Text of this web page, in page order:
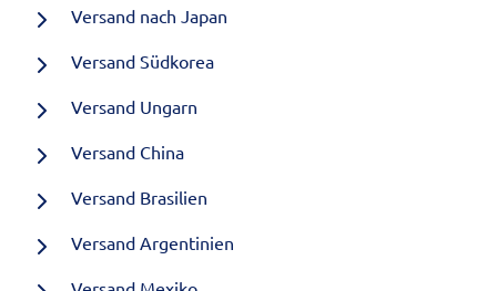
Versand nach Japan
Versand Südkorea
Versand Ungarn
Versand China
Versand Brasilien
Versand Argentinien